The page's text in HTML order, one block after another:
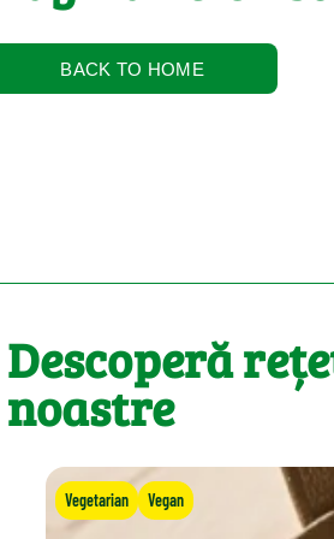
BACK TO HOME
Descoperă
noastre
Vegetarian Vegan